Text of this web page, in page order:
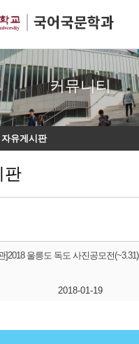
커뮤니티
자유게시판
판
]2018 울릉도 독도 사진공모전(~3.31)
2018-01-19